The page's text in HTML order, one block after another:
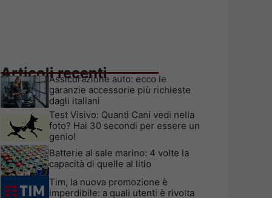
Articoli recenti
Assicurazione auto: ecco le
garanzie accessorie più richieste
dagli italiani
Test Visivo: Quanti Cani vedi nella
foto? Hai 30 secondi per essere un
genio!
Batterie al sale marino: 4 volte la
capacità di quelle al litio
Tim, la nuova promozione è
imperdibile: a quali utenti è rivolta